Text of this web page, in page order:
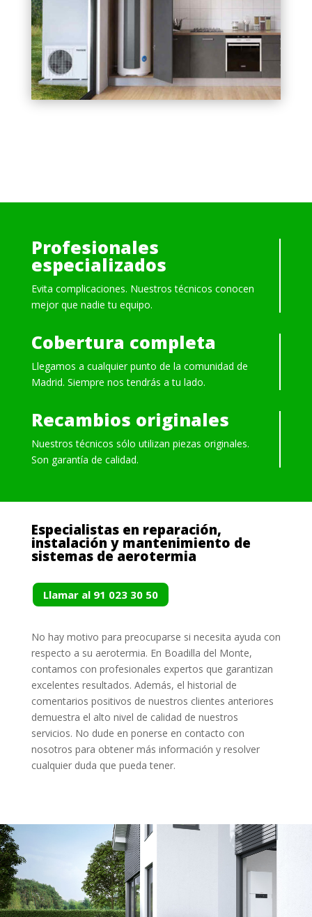
Profesionales
especializados
Evita complicaciones. Nuestros técnicos conocen
mejor que nadie tu equipo.
Cobertura completa
Llegamos a cualquier punto de la comunidad de
Madrid. Siempre nos tendrás a tu lado.
Recambios originales
Nuestros técnicos sólo utilizan piezas originales.
Son garantía de calidad.
Especialistas en reparación,
instalación y mantenimiento de
sistemas de aerotermia
Llamar al 91 023 30 50
No hay motivo para preocuparse si necesita ayuda con
respecto a su aerotermia. En Boadilla del Monte,
contamos con profesionales expertos que garantizan
excelentes resultados. Además, el historial de
comentarios positivos de nuestros clientes anteriores
demuestra el alto nivel de calidad de nuestros
servicios. No dude en ponerse en contacto con
nosotros para obtener más información y resolver
cualquier duda que pueda tener.